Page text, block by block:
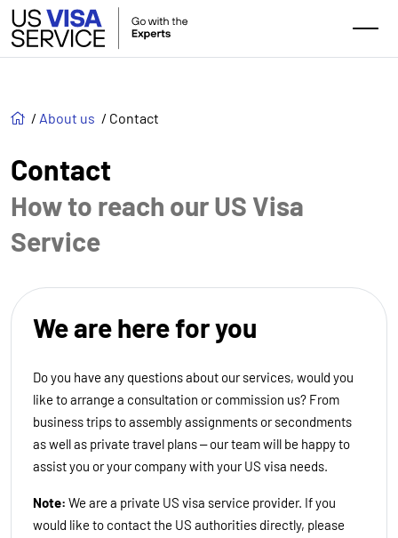
/ About us / Contact
Contact
How to reach our US Visa
Service
We are here for you
Do you have any questions about our services, would you
like to arrange a consultation or commission us? From
business trips to assembly assignments or secondments
as well as private travel plans – our team will be happy to
assist you or your company with your US visa needs.
Note: We are a private US visa service provider. If you
would like to contact the US authorities directly, please